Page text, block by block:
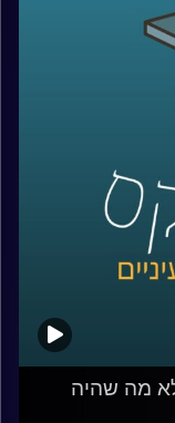
העיר, לקשיי
המרגשים
מה שהיה